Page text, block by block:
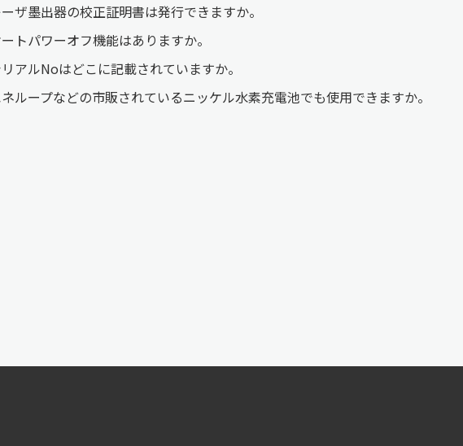
ーザ墨出器の校正証明書は発行できますか。
トパワーオフ機能はありますか。
アルNoはどこに記載されていますか。
ループなどの市販されているニッケル水素充電池でも使用できますか。